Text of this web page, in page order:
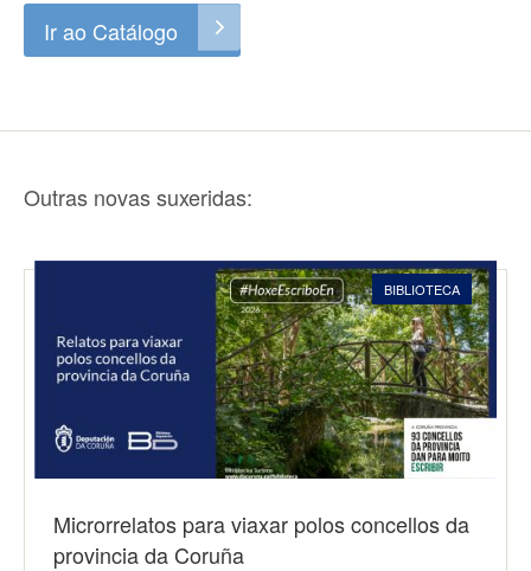
Ir ao Catálogo
Outras novas suxeridas:
BIBLIOTECA
Microrrelatos para viaxar polos concellos da
provincia da Coruña